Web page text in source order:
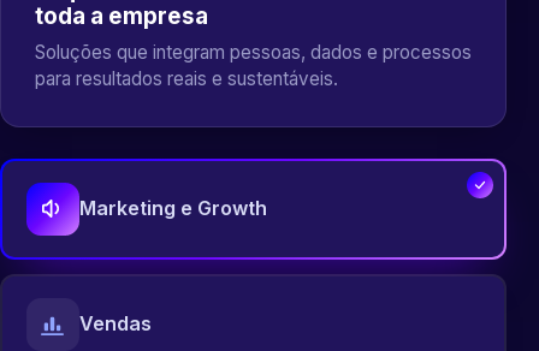
toda a empresa
Soluções que integram pessoas, dados e processos
para resultados reais e sustentáveis.
Marketing e Growth
Vendas